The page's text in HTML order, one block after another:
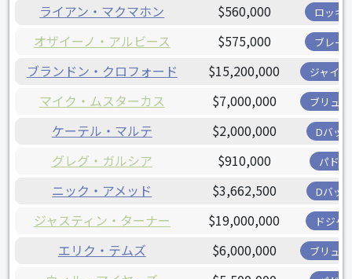
ライアン・マクマホン $560,000 ロッキ
オザイーノ・アルビース $575,000 ブレー
ブランドン・クロフォード $15,200,000 ジャイ
マイク・ムスターカス $7,000,000 ブリュ
ケーテル・マルテ $2,000,000 Dバッ
グレグ・ガルシア $910,000 パド
ニック・アメッド $3,662,500 Dバッ
ジャスティン・ターナー $19,000,000 ドジャ
エリク・テムズ $6,000,000 ブリュ